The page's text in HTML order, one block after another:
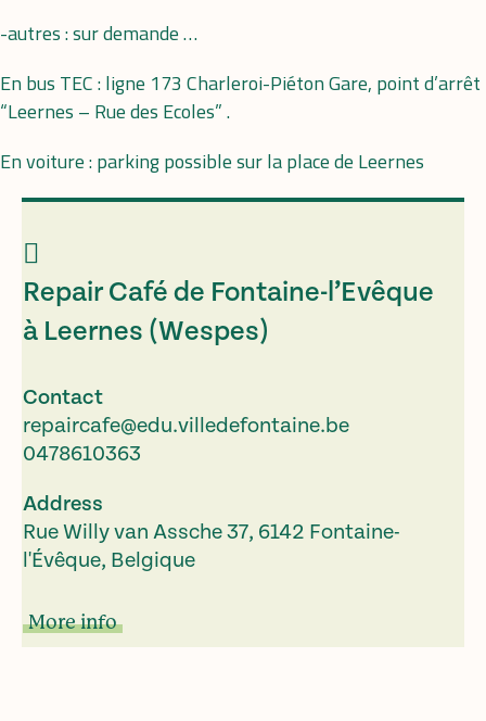
-autres : sur demande …
En bus TEC : ligne 173 Charleroi-Piéton Gare, point d’arrêt
“Leernes – Rue des Ecoles” .
En voiture : parking possible sur la place de Leernes
Repair Café de Fontaine-l’Evêque
à Leernes (Wespes)
Contact
repaircafe@edu.villedefontaine.be
0478610363
Address
Rue Willy van Assche 37, 6142 Fontaine-
l'Évêque, Belgique
More info